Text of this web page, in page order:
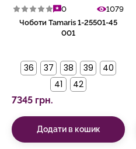
0
1079
Чоботи Tamaris 1-25501-45
001
36 37 38 39
40
41
42
7345 грн.
Додати в кошик